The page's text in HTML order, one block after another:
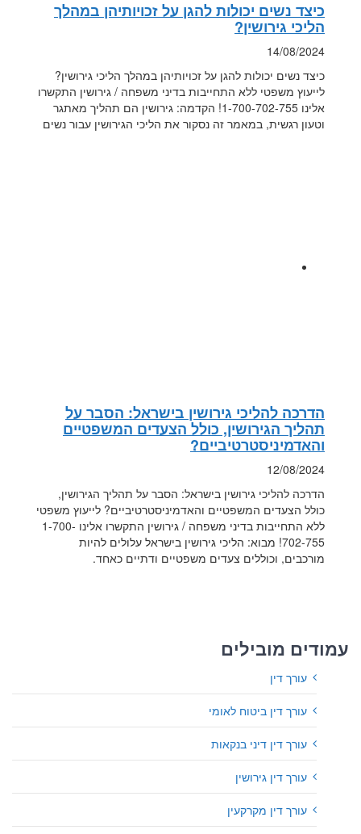
כיצד נשים יכולות להגן על זכויותיהן במהלך
הליכי גירושין?
14/08/2024
כיצד נשים יכולות להגן על זכויותיהן במהלך הליכי גירושין?
לייעוץ משפטי ללא התחייבות בדיני משפחה / גירושין התקשרו
אלינו 1-700-702-755! הקדמה: גירושין הם תהליך מאתגר
וטעון רגשית, במאמר זה נסקור את הליכי הגירושין עבור נשים
הדרכה להליכי גירושין בישראל: הסבר על
תהליך הגירושין, כולל הצעדים המשפטיים
והאדמיניסטרטיביים?
12/08/2024
הדרכה להליכי גירושין בישראל: הסבר על תהליך הגירושין,
כולל הצעדים המשפטיים והאדמיניסטרטיביים? לייעוץ משפטי
ללא התחייבות בדיני משפחה / גירושין התקשרו אלינו 1-700-
702-755! מבוא: הליכי גירושין בישראל עלולים להיות
מורכבים, וכוללים צעדים משפטיים ודתיים כאחד.
עמודים מובילים
עורך דין
עורך דין ביטוח לאומי
עורך דין דיני בנקאות
עורך דין גירושין
עורך דין מקרקעין